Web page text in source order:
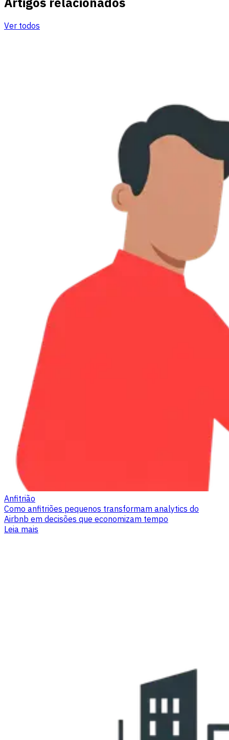
Ver todos
Anfitrião
Como anfitriões pequenos transformam analytics do
Airbnb em decisões que economizam tempo
Leia mais